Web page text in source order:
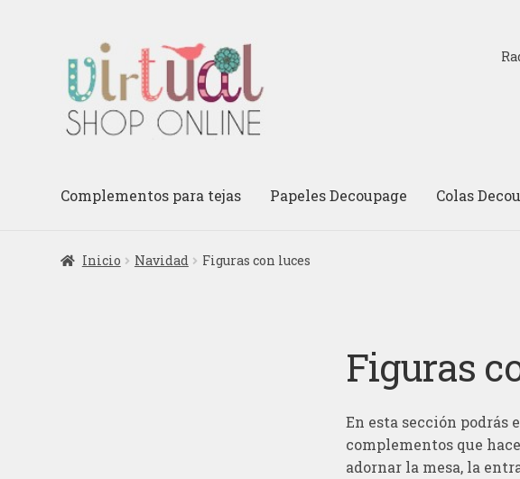
la
navegación
al
contenido
Complementos para tejas Papeles Decoupage Colas
Inicio Navidad Figuras con luces
Figuras
En esta sección podrás
complementos que
adornar la mesa, la